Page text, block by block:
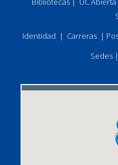
Identidad | Carreras |
Sedes |